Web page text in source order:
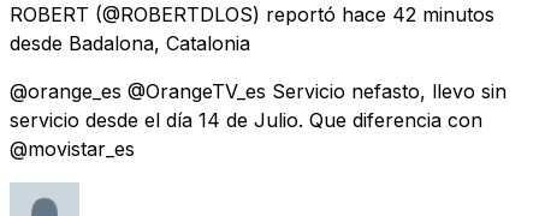
ROBERT (@ROBERTDLOS) reportó hace 42 minutos
desde Badalona, Catalonia
@orange_es @OrangeTV_es Servicio nefasto, llevo sin
servicio desde el día 14 de Julio. Que diferencia con
@movistar_es